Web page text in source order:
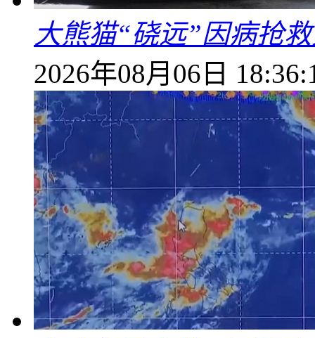
大熊猫“硗远”因病抢
2026年08月06日